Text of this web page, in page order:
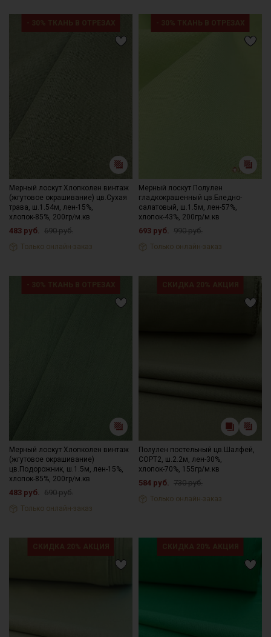
Мерный лоскут Хлопколен винтаж
(жгутовое окрашивание) цв.Сухая
трава, ш.1.54м, лен-15%,
хлопок-85%, 200гр/м.кв
483 руб. 690 руб.
Только онлайн-заказ
Мерный лоскут Полулен
гладкокрашенный цв.Бледно-
салатовый, ш.1.5м, лен-57%,
хлопок-43%, 200гр/м.кв
693 руб. 990 руб.
Только онлайн-заказ
Мерный лоскут Хлопколен винтаж
(жгутовое окрашивание)
цв.Подорожник, ш.1.5м, лен-15%,
хлопок-85%, 200гр/м.кв
483 руб. 690 руб.
Только онлайн-заказ
Полулен постельный цв.Шалфей,
СОРТ2, ш.2.2м, лен-30%,
хлопок-70%, 155гр/м.кв
584 руб. 730 руб.
Только онлайн-заказ